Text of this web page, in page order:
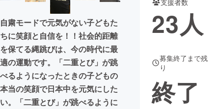
自粛モードで元気がない子どもた
ちに笑顔と自信を！！社会的距離
を保てる縄跳びは、今の時代に最
適の運動です。「二重とび」が跳
べるようになったときの子どもの
本当の笑顔で日本中を元気にした
い。「二重とび」が跳べるように
支援者数
23人
募集終了まで残
り
終了